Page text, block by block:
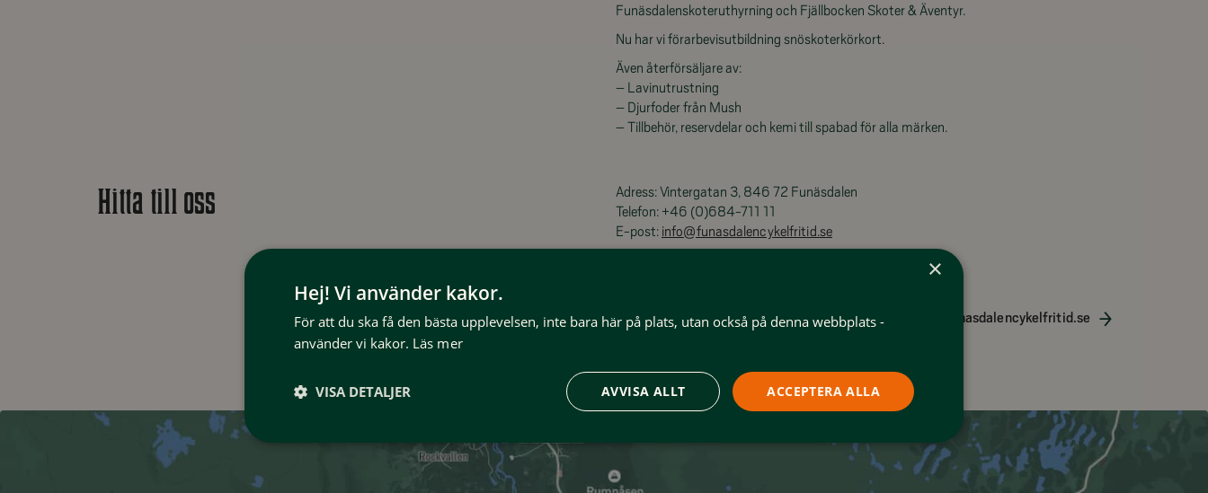
Funäsdalenskoteruthyrning och Fjällbocken Skoter & Äventyr.
Nu har vi förarbevisutbildning snöskoterkörkort.
Även återförsäljare av:
– Lavinutrustning
– Djurfoder från Mush
– Tillbehör, reservdelar och kemi till spabad för alla märken.
Hitta till oss
Adress: Vintergatan 3, 846 72 Funäsdalen
Telefon: +46 (0)684-711 11
E-post: info@funasdalencykelfritid.se
Cykel och
@funasdalencykelfritid www.funasdalencykelfritid.se
×
Hej! Vi använder kakor.
För att du ska få den bästa upplevelsen, inte bara här på plats, utan också på denna webbplats -
använder vi kakor. Läs mer
ACCEPTERA ALLA
AVVISA ALLT
VISA DETALJER